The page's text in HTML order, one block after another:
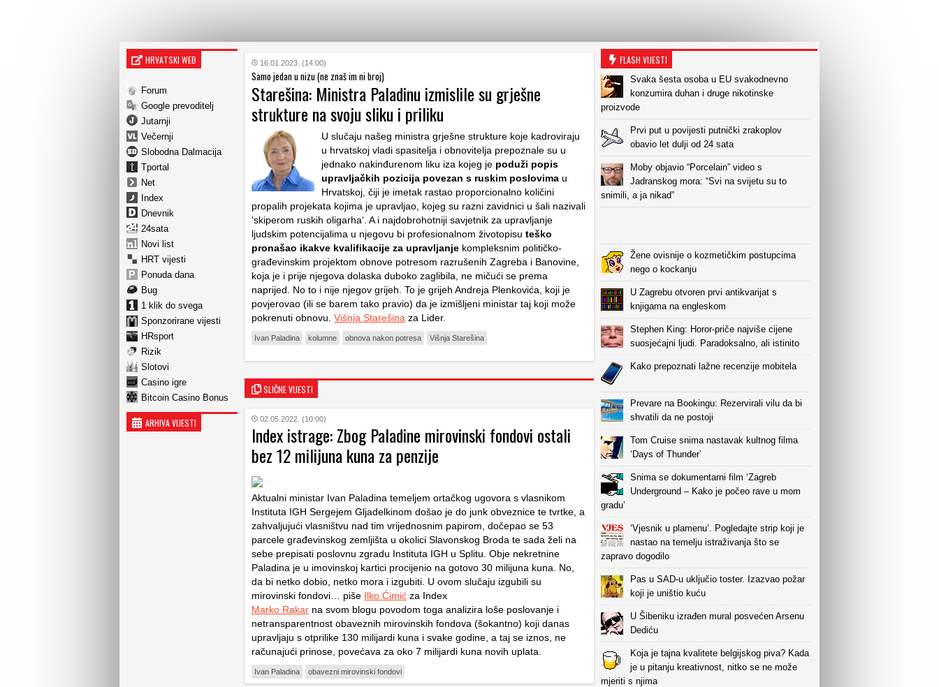
HRVATSKI WEB
Forum
Google prevoditelj
Jutarnji
Večernji
Slobodna Dalmacija
Tportal
Net
Index
Dnevnik
24sata
Novi list
HRT vijesti
Ponuda dana
Bug
1 klik do svega
Sponzorirane vijesti
HRsport
Rizik
Slotovi
Casino igre
Bitcoin Casino Bonus
ARHIVA VIJESTI
16.01.2023. (14:00)
Samo jedan u nizu (ne znaš im ni broj)
Starešina: Ministra Paladinu izmislile su grješne
strukture na svoju sliku i priliku
U slučaju našeg ministra grješne strukture koje kadroviraju
u hrvatskoj vladi spasitelja i obnovitelja prepoznale su u
jednako nakinđurenom liku iza kojeg je poduži popis
upravljačkih pozicija povezan s ruskim poslovima u
Hrvatskoj, čiji je imetak rastao proporcionalno količini
propalih projekata kojima je upravljao, kojeg su razni zavidnici u šali nazivali
‘skiperom ruskih oligarha‘. A i najdobrohotniji savjetnik za upravljanje
ljudskim potencijalima u njegovu bi profesionalnom životopisu teško
pronašao ikakve kvalifikacije za upravljanje kompleksnim političko-
građevinskim projektom obnove potresom razrušenih Zagreba i Banovine,
koja je i prije njegova dolaska duboko zaglibila, ne mičući se prema
naprijed. No to i nije njegov grijeh. To je grijeh Andreja Plenkovića, koji je
povjerovao (ili se barem tako pravio) da je izmišljeni ministar taj koji može
pokrenuti obnovu. Višnja Starešina za Lider.
Ivan Paladina kolumne obnova nakon potresa Višnja Starešina
SLIČNE VIJESTI
02.05.2022. (10:00)
Index istrage: Zbog Paladine mirovinski fondovi ostali
bez 12 milijuna kuna za penzije
Aktualni ministar Ivan Paladina temeljem ortačkog ugovora s vlasnikom
Instituta IGH Sergejem Gljadelkinom došao je do junk obveznice te tvrtke, a
zahvaljujući vlasništvu nad tim vrijednosnim papirom, dočepao se 53
parcele građevinskog zemljišta u okolici Slavonskog Broda te sada želi na
sebe prepisati poslovnu zgradu Instituta IGH u Splitu. Obje nekretnine
Paladina je u imovinskoj kartici procijenio na gotovo 30 milijuna kuna. No,
da bi netko dobio, netko mora i izgubiti. U ovom slučaju izgubili su
mirovinski fondovi… piše Ilko Ćimić za Index
Marko Rakar na svom blogu povodom toga analizira loše poslovanje i
netransparentnost obaveznih mirovinskih fondova (šokantno) koji danas
upravljaju s otprilike 130 milijardi kuna i svake godine, a taj se iznos, ne
računajući prinose, povećava za oko 7 milijardi kuna novih uplata.
Ivan Paladina obavezni mirovinski fondovi
FLASH VIJESTI
Svaka šesta osoba u EU svakodnevno
konzumira duhan i druge nikotinske
proizvode
Prvi put u povijesti putnički zrakoplov
obavio let dulji od 24 sata
Moby objavio “Porcelain” video s
Jadranskog mora: “Svi na svijetu su to
snimili, a ja nikad”
Žene ovisnije o kozmetičkim postupcima
nego o kockanju
U Zagrebu otvoren prvi antikvarijat s
knjigama na engleskom
Stephen King: Horor-priče najviše cijene
suosjećajni ljudi. Paradoksalno, ali istinito
Kako prepoznati lažne recenzije mobitela
Prevare na Bookingu: Rezervirali vilu da bi
shvatili da ne postoji
Tom Cruise snima nastavak kultnog filma
‘Days of Thunder’
Snima se dokumentarni film ‘Zagreb
Underground – Kako je počeo rave u mom
gradu’
‘Vjesnik u plamenu‘. Pogledajte strip koji je
nastao na temelju istraživanja što se
zapravo dogodilo
Pas u SAD-u uključio toster. Izazvao požar
koji je uništio kuću
U Šibeniku izrađen mural posvećen Arsenu
Dediću
Koja je tajna kvalitete belgijskog piva? Kada
je u pitanju kreativnost, nitko se ne može
mjeriti s njima